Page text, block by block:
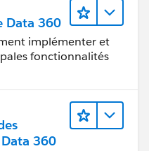
Data 360
implémenter et
fonctionnalités
360